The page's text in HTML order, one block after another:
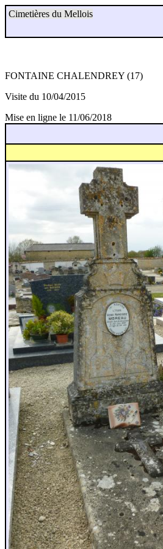
Cimetières du Mellois
FONTAINE CHALENDREY (17)
Visite du 10/04/2015
Mise en ligne le 11/06/2018